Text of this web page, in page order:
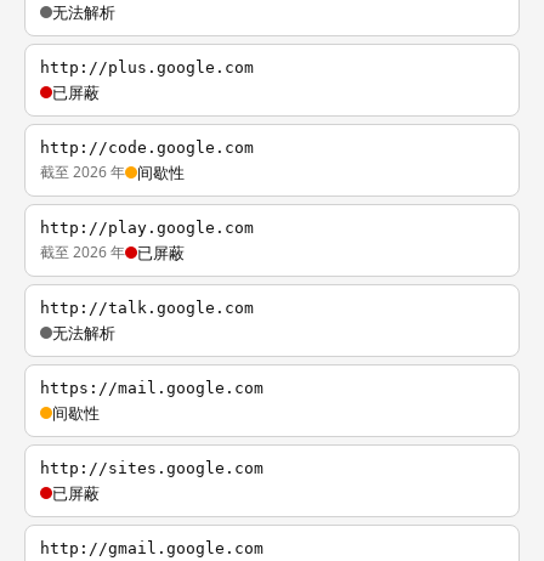
无法解析
http://plus.google.com
已屏蔽
http://code.google.com
截至 2026 年 间歇性
http://play.google.com
截至 2026 年 已屏蔽
http://talk.google.com
无法解析
https://mail.google.com
间歇性
http://sites.google.com
已屏蔽
http://gmail.google.com